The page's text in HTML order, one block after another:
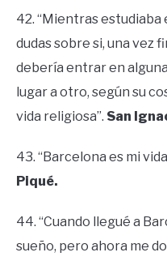
42. “Mientras
dudas sobre si, una vez
debería entrar en
lugar a otro, según su
vida religiosa”. San
43. “Barcelona es mi
Piqué.
44. “Cuando llegué a
sueño, pero ahora me